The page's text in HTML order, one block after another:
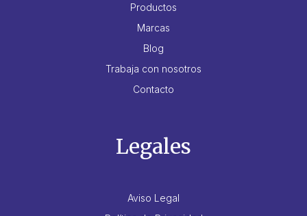
Productos
Marcas
Blog
Trabaja con nosotros
Contacto
Legales
Aviso Legal